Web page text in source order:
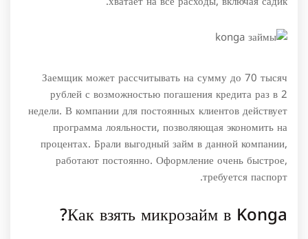
Заемщик может рассчитывать на сумму до 70 тысяч
рублей с возможностью погашения кредита раз в 2
недели. В компании для постоянных клиентов действует
программа лояльности, позволяющая экономить на
процентах. Брали выгодный займ в данной компании,
работают постоянно. Оформление очень быстрое,
требуется паспорт.
Как взять микрозайм в Konga?